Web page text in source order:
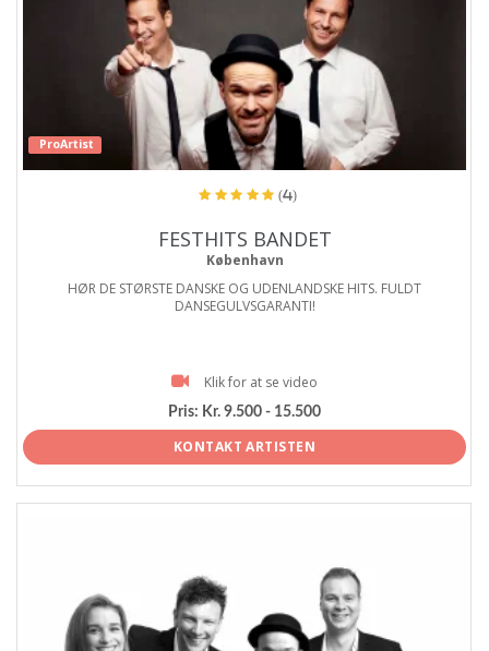
ProArtist
(4)
FESTHITS BANDET
København
HØR DE STØRSTE DANSKE OG UDENLANDSKE HITS. FULDT
DANSEGULVSGARANTI!
Klik for at se video
Pris: Kr. 9.500 - 15.500
KONTAKT ARTISTEN